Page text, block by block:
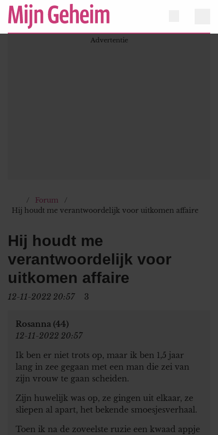
Forum
Hij houdt me verantwoordelijk voor uitkomen affaire
Hij houdt me
verantwoordelijk voor
uitkomen affaire
12-11-2022 20:57 3
Rosanna (44)
12-11-2022 20:57
Ik ben er niet trots op, maar ik ben 1,5 jaar
lang in zee gegaan met een man die zei van
zijn vrouw te gaan scheiden.
Zijn huwelijk was op, ze gingen uit elkaar, ze
sliepen al apart, het bekende smoesjesverhaal.
Toen ik na de zoveelste ruzie een kwaad appje